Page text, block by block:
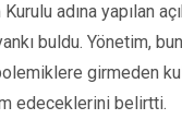
adına yapılan
buldu. Yönetim,
girmeden
edeceklerini belirtti.